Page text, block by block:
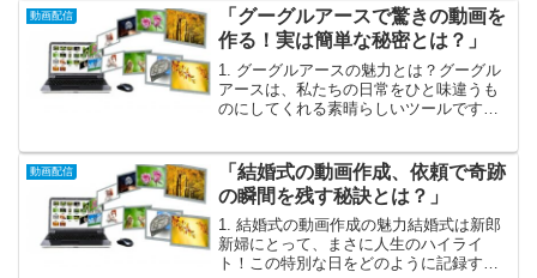
コストがどのように設定されているのか
を把握することで、より...
動画配信
「グーグルアースで驚きの動画を
作る！実は簡単な秘密とは？」
1. グーグルアースの魅力とは？グーグル
アースは、私たちの日常をひと味違うも
のにしてくれる素晴らしいツールです。
旅行好きや自然愛好家にはたまらない魅
力です。自宅にいなが...
動画配信
「結婚式の動画作成、依頼で奇跡
の瞬間を残す秘訣とは？」
1. 結婚式の動画作成の魅力結婚式は新郎
新婦にとって、まさに人生のハイライ
ト！この特別な日をどのように記録する